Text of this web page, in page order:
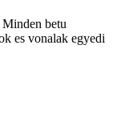
betu
es vonalak egyedi